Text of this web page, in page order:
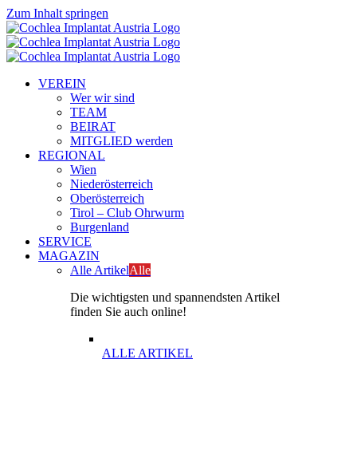
Zum Inhalt springen
VEREIN
Wer wir sind
TEAM
BEIRAT
MITGLIED werden
REGIONAL
Wien
Niederösterreich
Oberösterreich
Tirol – Club Ohrwurm
Burgenland
SERVICE
MAGAZIN
Alle ArtikelAlle
Die wichtigsten und spannendsten Artikel
finden Sie auch online!
ALLE ARTIKEL